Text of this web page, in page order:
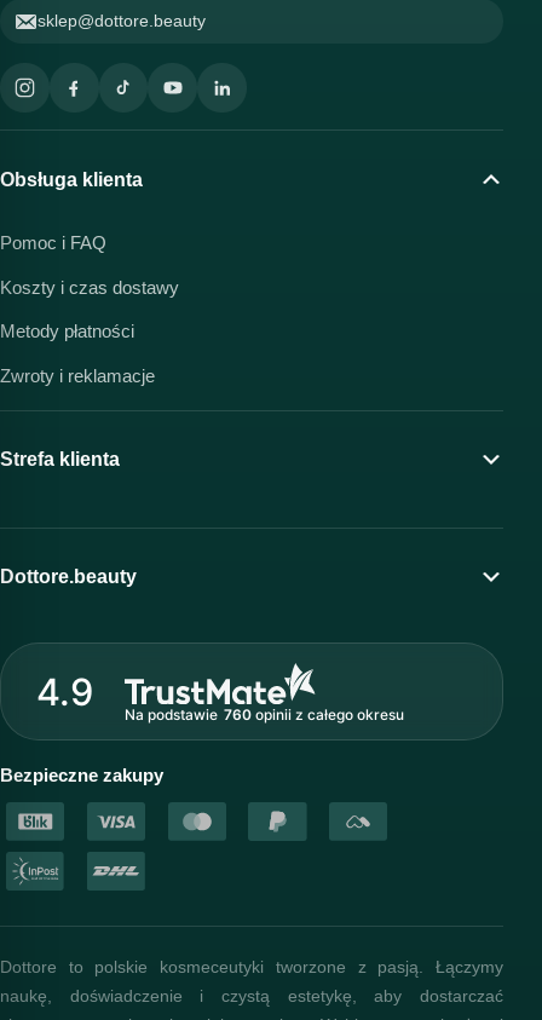
sklep@dottore.beauty
Obsługa klienta
Pomoc i FAQ
Koszty i czas dostawy
Metody płatności
Zwroty i reklamacje
Strefa klienta
Moje konto
Program lojalnościowy
Strefa profesjonalisty
Dottore.beauty
O marce Dottore
Nasz zespół
Akademia i szkolenia
Baza wiedzy
4.9
Na podstawie 760opinii z całego okresu
Bezpieczne zakupy
Dottore to polskie kosmeceutyki tworzone z pasją. Łączymy
naukę, doświadczenie i czystą estetykę, aby dostarczać